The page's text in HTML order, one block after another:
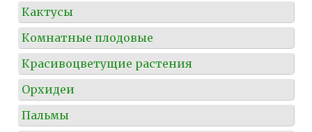
Кактусы
Комнатные плодовые
Красивоцветущие растения
Орхидеи
Пальмы